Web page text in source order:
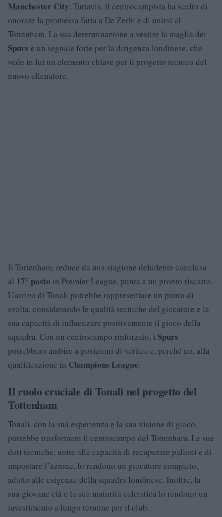
Manchester City. Tuttavia, il centrocampista ha scelto di
onorare la promessa fatta a De Zerbi e di unirsi al
Tottenham. La sua determinazione a vestire la maglia dei
Spurs è un segnale forte per la dirigenza londinese, che
vede in lui un elemento chiave per il progetto tecnico del
nuovo allenatore.
Il Tottenham, reduce da una stagione deludente conclusa
al 17° posto in Premier League, punta a un pronto riscatto.
L’arrivo di Tonali potrebbe rappresentare un punto di
svolta, considerando le qualità tecniche del giocatore e la
sua capacità di influenzare positivamente il gioco della
squadra. Con un centrocampo rinforzato, i Spurs
potrebbero ambire a posizioni di vertice e, perché no, alla
qualificazione in Champions League.
Il ruolo cruciale di Tonali nel progetto del
Tottenham
Tonali, con la sua esperienza e la sua visione di gioco,
potrebbe trasformare il centrocampo del Tottenham. Le sue
doti tecniche, unite alla capacità di recuperare palloni e di
impostare l’azione, lo rendono un giocatore completo,
adatto alle esigenze della squadra londinese. Inoltre, la
sua giovane età e la sua maturità calcistica lo rendono un
investimento a lungo termine per il club.